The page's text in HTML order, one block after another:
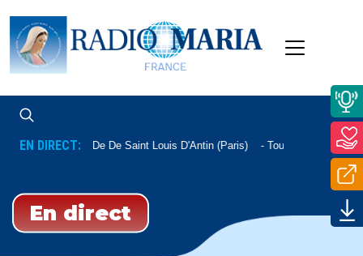
EN DIRECT:Messe De De Saint Louis D'Antin (Paris) Tous Les Samedis
En direct